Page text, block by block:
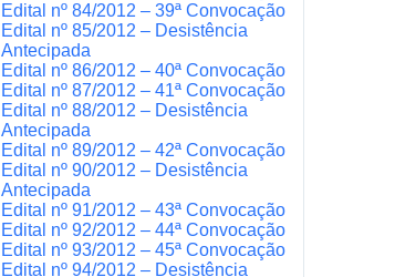
Edital nº 84/2012 – 39ª Convocação
Edital nº 85/2012 – Desistência
Antecipada
Edital nº 86/2012 – 40ª Convocação
Edital nº 87/2012 – 41ª Convocação
Edital nº 88/2012 – Desistência
Antecipada
Edital nº 89/2012 – 42ª Convocação
Edital nº 90/2012 – Desistência
Antecipada
Edital nº 91/2012 – 43ª Convocação
Edital nº 92/2012 – 44ª Convocação
Edital nº 93/2012 – 45ª Convocação
Edital nº 94/2012 – Desistência